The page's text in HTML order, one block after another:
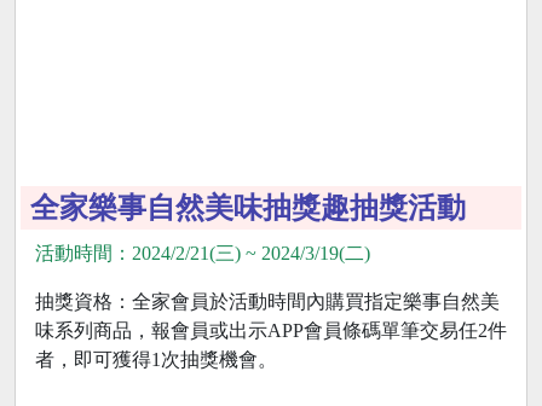
全家樂事自然美味抽獎趣抽獎活動
活動時間：2024/2/21(三) ~ 2024/3/19(二)
抽獎資格：全家會員於活動時間內購買指定樂事自然美
味系列商品，報會員或出示APP會員條碼單筆交易任2件
者，即可獲得1次抽獎機會。